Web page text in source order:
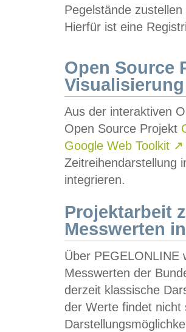
Pegelstände
Hierfür ist eine
Open Source
Visualisierung
Aus der interaktiven
Open Source Projekt
Google Web Toolkit ↗
Zeitreihendarstellung
integrieren.
Projektarbeit
Messwerten
Über PEGELONLINE
Messwerten der
derzeit klassische
der Werte findet